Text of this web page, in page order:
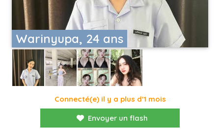
Warinyupa, 24 ans
Connecté(e) il y a plus d'1 mois
Envoyer un flash